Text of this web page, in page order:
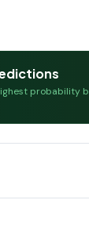
probability